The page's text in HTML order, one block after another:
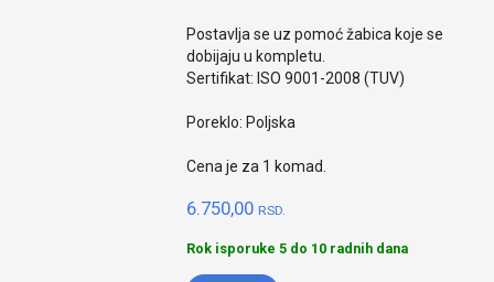
Postavlja se uz pomoć žabica koje se
dobijaju u kompletu.
Sertifikat: ISO 9001-2008 (TUV)
Poreklo: Poljska
Cena je za 1 komad.
6.750,00 RSD.
Rok isporuke 5 do 10 radnih dana